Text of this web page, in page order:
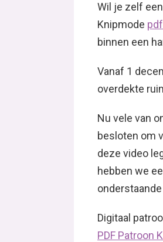
Wil je zelf
Knipmode
binnen een
Vanaf 1
overdekte
Nu vele van
besloten om
deze video
hebben we
Digitaal
PDF Patroon